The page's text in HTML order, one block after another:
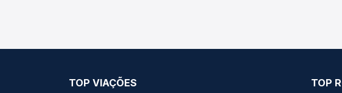
TOP VIAÇÕES TOP